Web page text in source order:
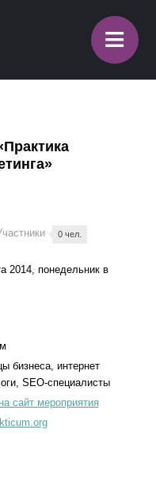
≡
0 чел.
2014, понедельник в
бизнеса, интернет
SEO-специалисты
сайт мероприятия